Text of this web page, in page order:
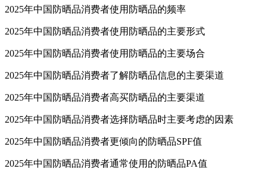
2025年中国防晒品消费者使用防晒品的频率
2025年中国防晒品消费者使用防晒品的主要形式
2025年中国防晒品消费者使用防晒品的主要场合
2025年中国防晒品消费者了解防晒品信息的主要渠道
2025年中国防晒品消费者高买防晒品的主要渠道
2025年中国防晒品消费者选择防晒品时主要考虑的因素
2025年中国防晒品消费者更倾向的防晒品SPF值
2025年中国防晒品消费者通常使用的防晒品PA值